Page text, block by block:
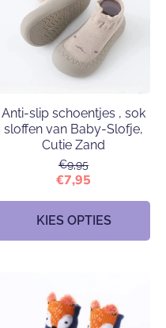
Anti-slip schoentjes , sok
sloffen van Baby-Slofje,
Cutie Zand
€9,95
€7,95
KIES OPTIES